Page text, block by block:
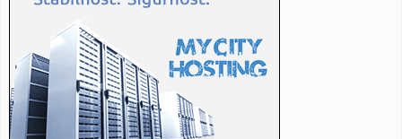
16:52:
na ostav...
16:52:U Gradišci nema restrikcije vode: Kapacitet duplo veći od
potro...
16:52:Od brzine do alkohola: Ovo su kazne za saobraćajne
prekršaje u ...